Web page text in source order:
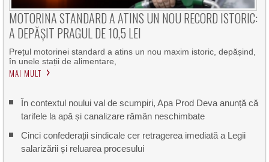
MOTORINA STANDARD A ATINS UN NOU RECORD ISTORIC:
A DEPĂȘIT PRAGUL DE 10,5 LEI
Prețul motorinei standard a atins un nou maxim istoric, depășind,
în unele stații de alimentare,
MAI MULT
În contextul noului val de scumpiri, Apa Prod Deva anunță că
tarifele la apă și canalizare rămân neschimbate
Cinci confederații sindicale cer retragerea imediată a Legii
salarizării și reluarea procesului